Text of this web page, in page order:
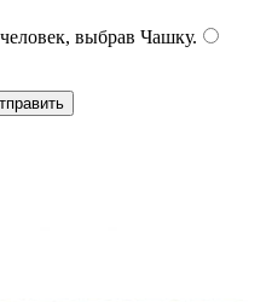
выбрав Чашку.